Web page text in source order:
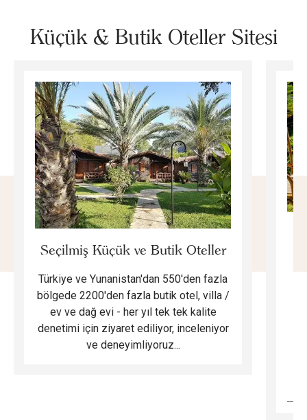
Küçük & Butik Oteller Sitesi
Seçilmiş Küçük ve Butik Oteller
Türkiye ve Yunanistan'dan 550'den fazla
bölgede 2200'den fazla butik otel, villa /
ev ve dağ evi - her yıl tek tek kalite
denetimi için ziyaret ediliyor, inceleniyor
ve deneyimliyoruz...